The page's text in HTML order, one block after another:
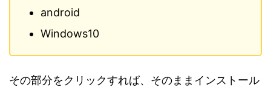
android
Windows10
その部分をクリックすれば、そのままインストール